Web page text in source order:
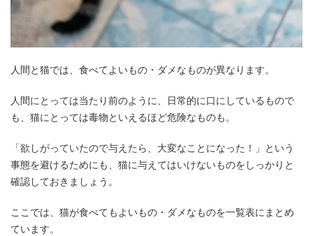
人間と猫では、食べてよいもの・ダメなものが異なります。
人間にとっては当たり前のように、日常的に口にしているもので
も、猫にとっては毒物といえるほど危険なものも。
「欲しがっていたので与えたら、大変なことになった！」という
事態を避けるためにも、猫に与えてはいけないものをしっかりと
確認しておきましょう。
ここでは、猫が食べてもよいもの・ダメなものを一覧表にまとめ
ています。